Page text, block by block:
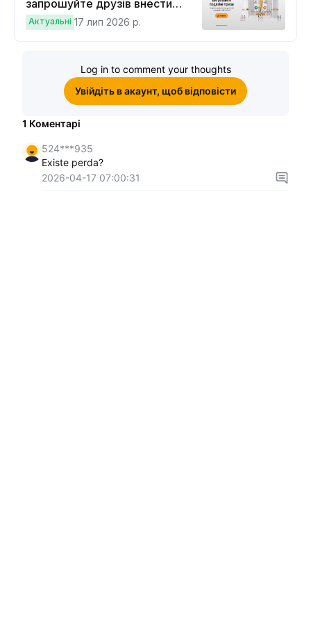
запрошуйте друзів внести
депозит на $100 і торгувати на
Актуальні 17 лип 2026 р.
Log in to comment your thoughts
Увійдіть в акаунт, щоб відповісти
1 Коментарі
524***935
Existe perda?
2026-04-17 07:00:31